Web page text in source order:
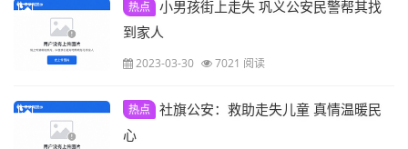
热点
小男孩街上走失 巩义公安民警帮其找
到家人
2023-03-30 7021 阅读
热点
社旗公安：救助走失儿童 真情温暖民
心